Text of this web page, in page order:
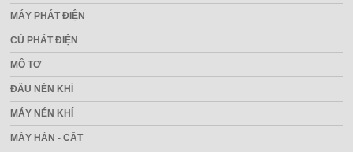
MÁY PHÁT ĐIỆN
CỦ PHÁT ĐIỆN
MÔ TƠ
ĐẦU NÉN KHÍ
MÁY NÉN KHÍ
MÁY HÀN - CẮT